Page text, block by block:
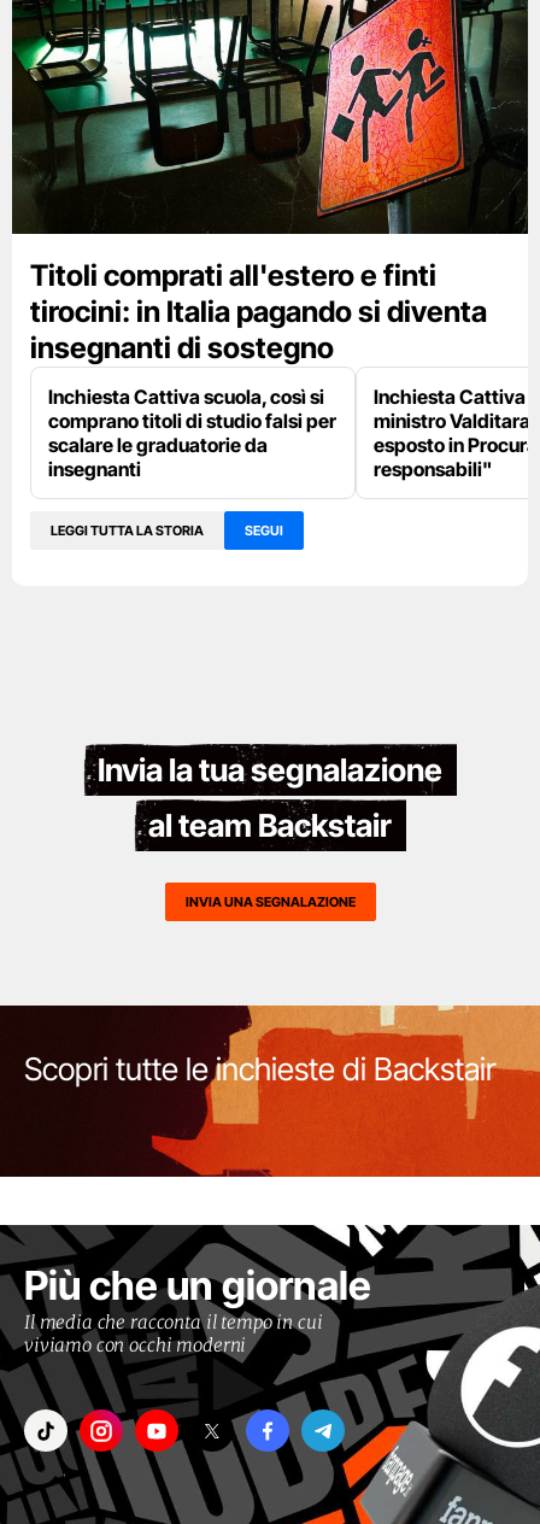
Titoli comprati all'estero e finti
tirocini: in Italia pagando si diventa
insegnanti di sostegno
Inchiesta Cattiva scuola, così si
comprano titoli di studio falsi per
scalare le graduatorie da
insegnanti
Inchiesta Cattiva
ministro Valditara
esposto in
responsabili"
LEGGI TUTTA LA STORIA SEGUI
Invia la tua segnalazione
al team Backstair
INVIA UNA SEGNALAZIONE
Scopri tutte le inchieste di Backstair
Più che un giornale
Il media che racconta il tempo in cui
viviamo con occhi moderni